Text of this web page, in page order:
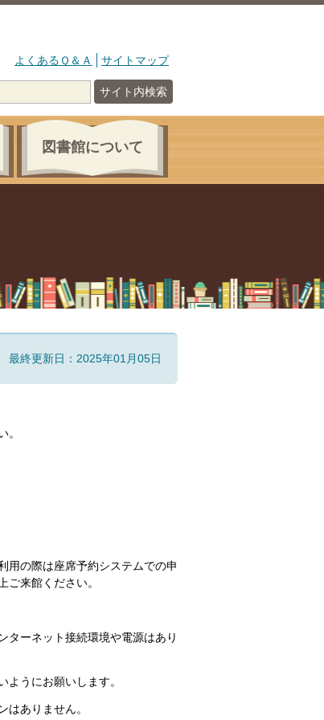
よくあるＱ＆Ａ サイトマップ
サイト内検索
図書館について
最終更新日：2025年01月05日
。
用の際は座席予約システムでの申
ご来館ください。
ターネット接続環境や電源はあり
うにお願いします。
ありません。